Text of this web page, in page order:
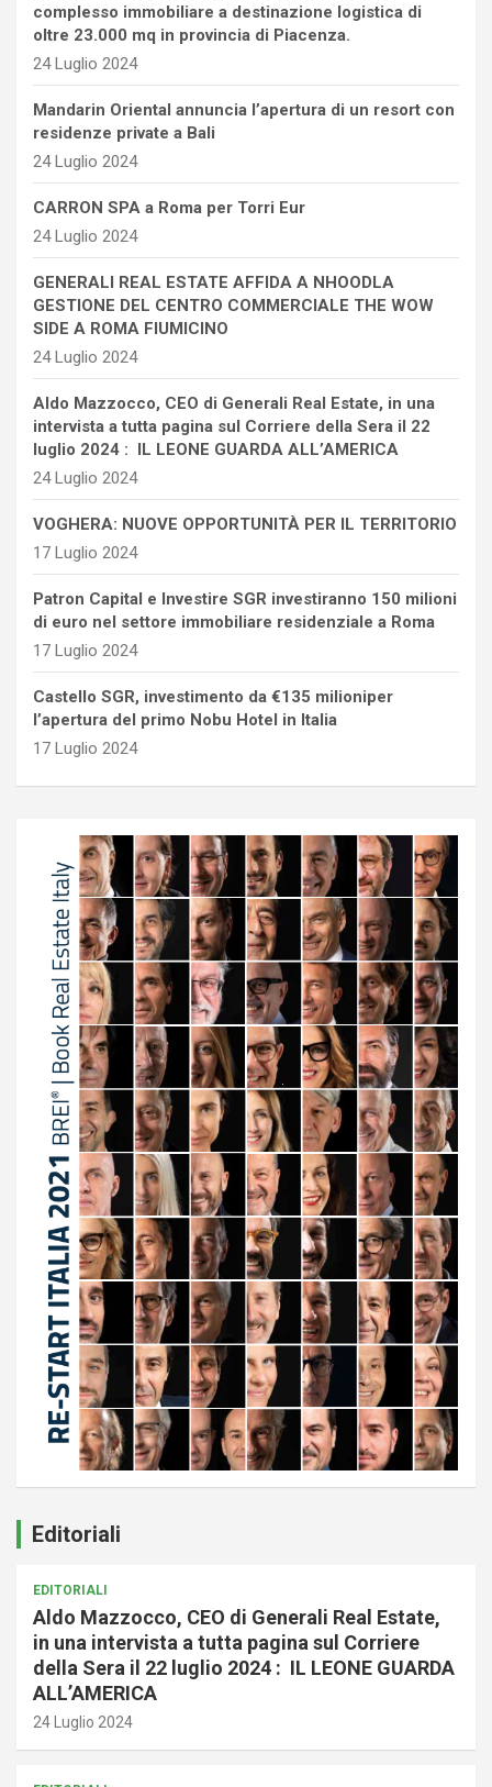
complesso immobiliare a destinazione logistica di
oltre 23.000 mq in provincia di Piacenza.
24 Luglio 2024
Mandarin Oriental annuncia l’apertura di un resort con
residenze private a Bali
24 Luglio 2024
CARRON SPA a Roma per Torri Eur
24 Luglio 2024
GENERALI REAL ESTATE AFFIDA A NHOODLA
GESTIONE DEL CENTRO COMMERCIALE THE WOW
SIDE A ROMA FIUMICINO
24 Luglio 2024
Aldo Mazzocco, CEO di Generali Real Estate, in una
intervista a tutta pagina sul Corriere della Sera il 22
luglio 2024 : IL LEONE GUARDA ALL’AMERICA
24 Luglio 2024
VOGHERA: NUOVE OPPORTUNITÀ PER IL TERRITORIO
17 Luglio 2024
Patron Capital e Investire SGR investiranno 150 milioni
di euro nel settore immobiliare residenziale a Roma
17 Luglio 2024
Castello SGR, investimento da €135 milioniper
l’apertura del primo Nobu Hotel in Italia
17 Luglio 2024
Editoriali
EDITORIALI
Aldo Mazzocco, CEO di Generali Real Estate,
in una intervista a tutta pagina sul Corriere
della Sera il 22 luglio 2024 : IL LEONE GUARDA
ALL’AMERICA
24 Luglio 2024